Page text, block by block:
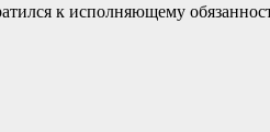
к исполняющему